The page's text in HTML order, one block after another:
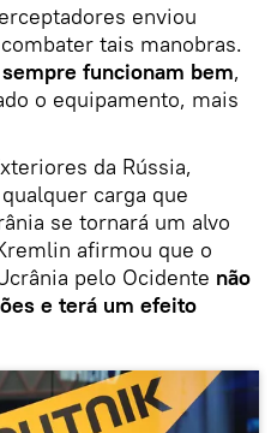
enviou
tais manobras.
funcionam bem,
o equipamento, mais
da Rússia,
carga que
se tornará um alvo
afirmou que o
pelo Ocidente não
e terá um efeito